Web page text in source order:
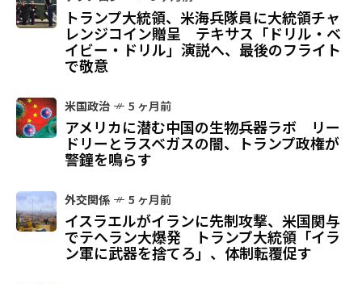
トランプ大統領、米海兵隊員に大統領チャ
レンジコイン贈呈 テキサス「ドリル・ベ
イビー・ドリル」演説へ、最後のフライト
で敬意
米国政治 5 ヶ月前
アメリカに潜む中国の生物兵器ラボ リー
ドリーとラスベガスの闇、トランプ政権が
警鐘を鳴らす
外交関係 5 ヶ月前
イスラエルがイランに先制攻撃、米国関与
でテヘラン大爆発 トランプ大統領「イラ
ン軍に武器を捨てろ」、体制転覆促す